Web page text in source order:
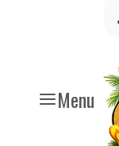
Menu